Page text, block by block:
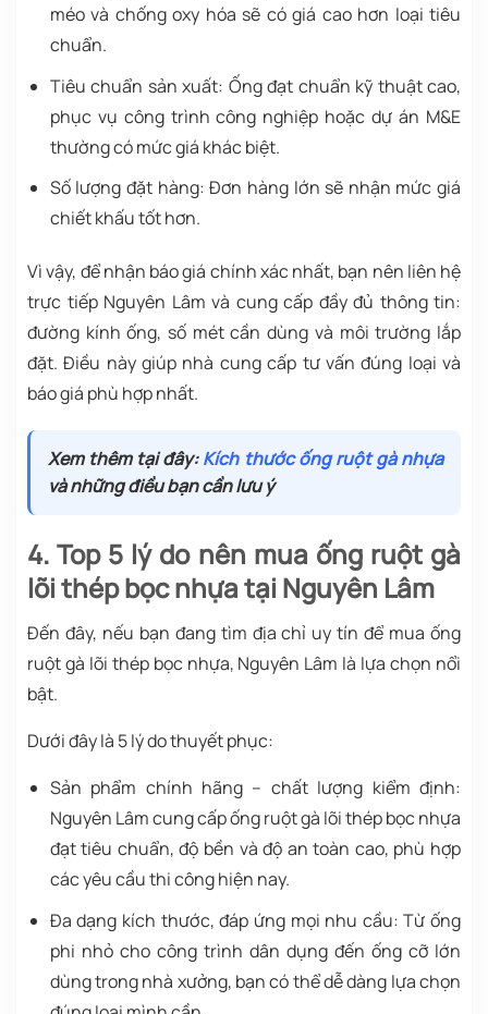
méo và chống oxy hóa sẽ có giá cao hơn loại tiêu
chuẩn.
Tiêu chuẩn sản xuất: Ống đạt chuẩn kỹ thuật cao,
phục vụ công trình công nghiệp hoặc dự án M&E
thường có mức giá khác biệt.
Số lượng đặt hàng: Đơn hàng lớn sẽ nhận mức giá
chiết khấu tốt hơn.
Vì vậy, để nhận báo giá chính xác nhất, bạn nên liên hệ
trực tiếp Nguyên Lâm và cung cấp đầy đủ thông tin:
đường kính ống, số mét cần dùng và môi trường lắp
đặt. Điều này giúp nhà cung cấp tư vấn đúng loại và
báo giá phù hợp nhất.
Xem thêm tại đây:Kích thước ống ruột gà nhựa
và những điều bạn cần lưu ý
4. Top 5 lý do nên mua ống ruột gà
lõi thép bọc nhựa tại Nguyên Lâm
Đến đây, nếu bạn đang tìm địa chỉ uy tín để mua ống
ruột gà lõi thép bọc nhựa, Nguyên Lâm là lựa chọn nổi
bật.
Dưới đây là 5 lý do thuyết phục:
Sản phẩm chính hãng – chất lượng kiểm định:
Nguyên Lâm cung cấp ống ruột gà lõi thép bọc nhựa
đạt tiêu chuẩn, độ bền và độ an toàn cao, phù hợp
các yêu cầu thi công hiện nay.
Đa dạng kích thước, đáp ứng mọi nhu cầu:Từ ống
phi nhỏ cho công trình dân dụng đến ống cỡ lớn
dùng trong nhà xưởng, bạn có thể dễ dàng lựa chọn